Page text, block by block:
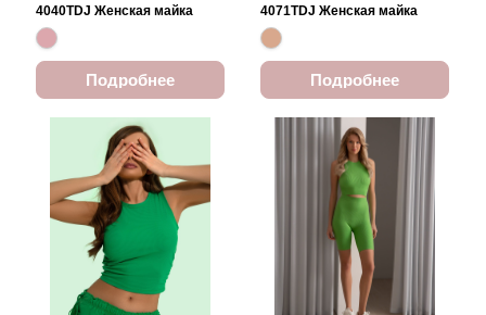
4040TDJ Женская майка
Подробнее
4071TDJ Женская майка
Подробнее